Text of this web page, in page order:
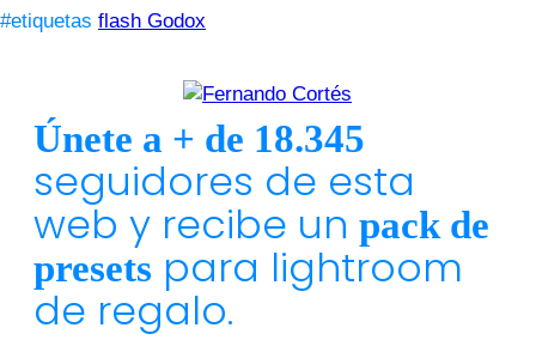
#etiquetas flash Godox
Únete a + de 18.345
seguidores de esta
web y recibe un pack de
presets para lightroom
de regalo.